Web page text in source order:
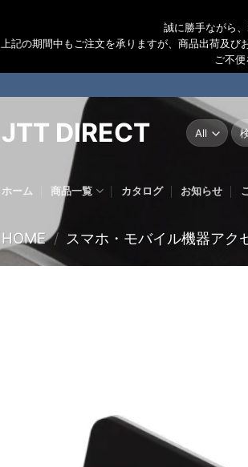
誠に勝手ながら、
上記の期間中もご注文を承りますが、商品出荷及び
ご不
JTT DIRECT
検
索
ホーム 商品一覧 カタログ お知らせ
HOME / スマホ・モバイル機器アク